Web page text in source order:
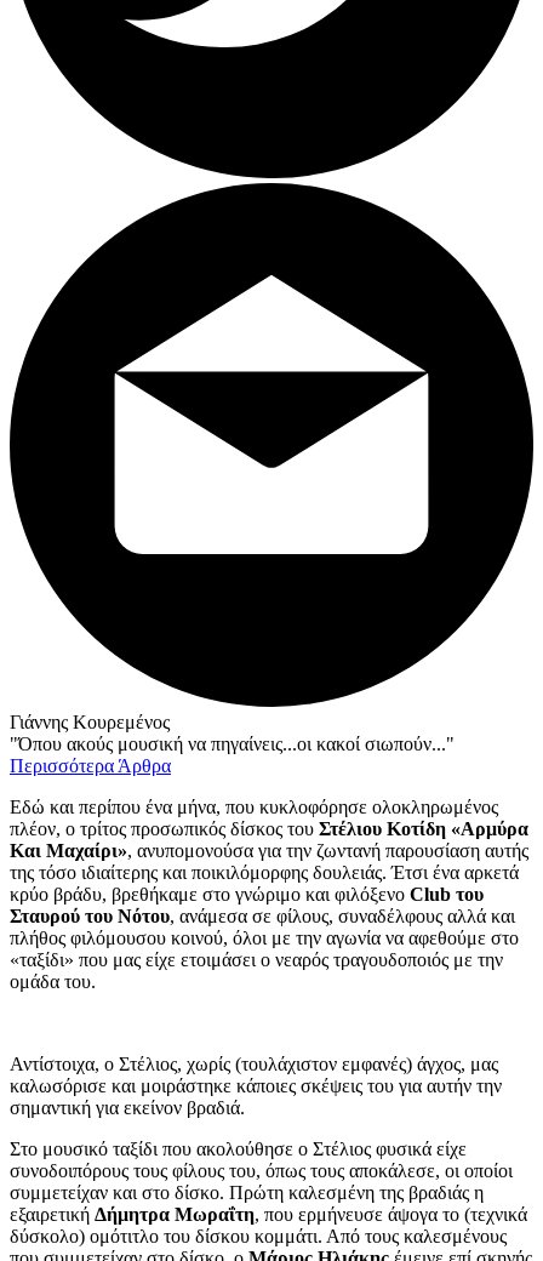
Γιάννης Κουρεμένος
"Όπου ακούς μουσική να πηγαίνεις...οι κακοί σιωπούν..."
Περισσότερα Άρθρα
Εδώ και περίπου ένα μήνα, που κυκλοφόρησε ολοκληρωμένος
πλέον, ο τρίτος προσωπικός δίσκος του Στέλιου Κοτίδη «Αρμύρα
Και Μαχαίρι», ανυπομονούσα για την ζωντανή παρουσίαση αυτής
της τόσο ιδιαίτερης και ποικιλόμορφης δουλειάς. Έτσι ένα αρκετά
κρύο βράδυ, βρεθήκαμε στο γνώριμο και φιλόξενο Club του
Σταυρού του Νότου, ανάμεσα σε φίλους, συναδέλφους αλλά και
πλήθος φιλόμουσου κοινού, όλοι με την αγωνία να αφεθούμε στο
«ταξίδι» που μας είχε ετοιμάσει ο νεαρός τραγουδοποιός με την
ομάδα του.
Αντίστοιχα, ο Στέλιος, χωρίς (τουλάχιστον εμφανές) άγχος, μας
καλωσόρισε και μοιράστηκε κάποιες σκέψεις του για αυτήν την
σημαντική για εκείνον βραδιά.
Στο μουσικό ταξίδι που ακολούθησε ο Στέλιος φυσικά είχε
συνοδοιπόρους τους φίλους του, όπως τους αποκάλεσε, οι οποίοι
συμμετείχαν και στο δίσκο. Πρώτη καλεσμένη της βραδιάς η
εξαιρετική Δήμητρα Μωραΐτη, που ερμήνευσε άψογα το (τεχνικά
δύσκολο) ομότιτλο του δίσκου κομμάτι. Από τους καλεσμένους